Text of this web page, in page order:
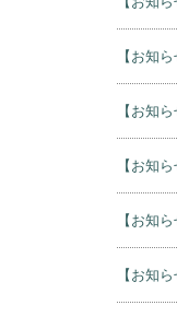
【お知
【お知
【お知
【お知
【お知